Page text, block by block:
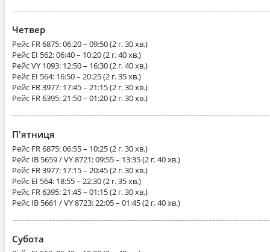
Четвер
Рейс FR 6875: 06:20 – 09:50 (2 г. 30 хв.)
Рейс EI 562: 06:40 – 10:20 (2 г. 40 хв.)
РейсVY 1093: 12:50 – 16:30 (2 г. 40 хв.)
Рейс EI 564: 16:50 – 20:25 (2 г. 35 хв.)
Рейс FR 3977: 17:45 – 21:15 (2 г. 30 хв.)
Рейс FR 6395: 21:50 – 01:20 (2 г. 30 хв.)
П'ятниця
Рейс FR 6875: 06:55 – 10:25 (2 г. 30 хв.)
Рейс IB 5659 / VY 8721: 09:55 – 13:35 (2 г. 40 хв.)
Рейс FR 3977: 17:15 – 20:45 (2 г. 30 хв.)
Рейс EI 564: 18:55 – 22:30 (2 г. 35 хв.)
Рейс FR 6395: 21:45 – 01:15 (2 г. 30 хв.)
Рейс IB 5661 / VY 8723: 22:05 – 01:45 (2 г. 40 хв.)
Субота